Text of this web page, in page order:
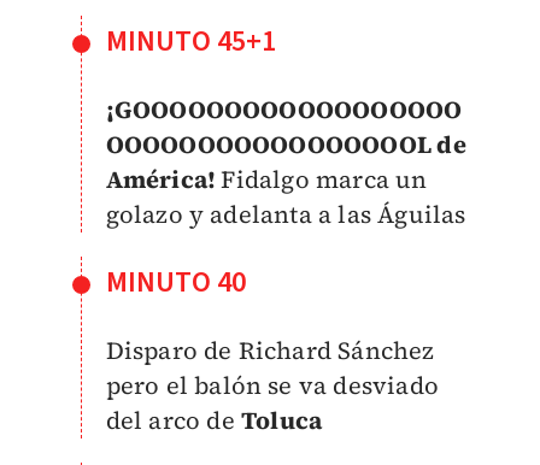
MINUTO 45+1
¡GOOOOOOOOOOOOOOOOOO
OOOOOOOOOOOOOOOOOL de
América!Fidalgo marca un
golazo y adelanta a las Águilas
MINUTO 40
Disparo de Richard Sánchez
pero el balón se va desviado
del arco de Toluca